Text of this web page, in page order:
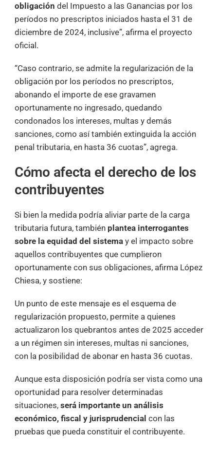
obligación del Impuesto a las Ganancias por los
períodos no prescriptos iniciados hasta el 31 de
diciembre de 2024, inclusive”, afirma el proyecto
oficial.
“Caso contrario, se admite la regularización de la
obligación por los períodos no prescriptos,
abonando el importe de ese gravamen
oportunamente no ingresado, quedando
condonados los intereses, multas y demás
sanciones, como así también extinguida la acción
penal tributaria, en hasta 36 cuotas”, agrega.
Cómo afecta el derecho de los
contribuyentes
Si bien la medida podría aliviar parte de la carga
tributaria futura, también plantea interrogantes
sobre la equidad del sistema y el impacto sobre
aquellos contribuyentes que cumplieron
oportunamente con sus obligaciones, afirma López
Chiesa, y sostiene:
Un punto de este mensaje es el esquema de
regularización propuesto, permite a quienes
actualizaron los quebrantos antes de 2025 acceder
a un régimen sin intereses, multas ni sanciones,
con la posibilidad de abonar en hasta 36 cuotas.
Aunque esta disposición podría ser vista como una
oportunidad para resolver determinadas
situaciones, será importante un análisis
económico, fiscal y jurisprudencial con las
pruebas que pueda constituir el contribuyente.